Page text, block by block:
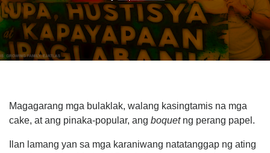
Magagarang mga bulaklak, walang kasingtamis na mga
cake, at ang pinaka-popular, ang boquetng perang papel.
Ilan lamang yan sa mga karaniwang natatanggap ng ating